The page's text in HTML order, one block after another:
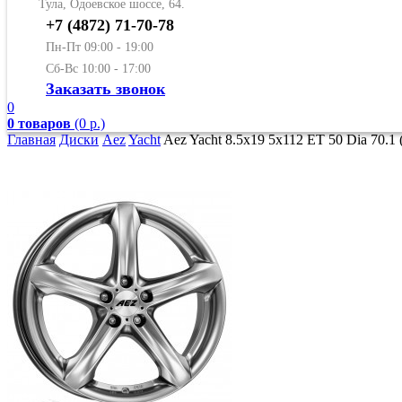
Тула, Одоевское шоссе, 64.
+7 (4872) 71-70-78
Пн-Пт 09:00 - 19:00
Сб-Вс 10:00 - 17:00
Заказать звонок
0
0 товаров (0 р.)
Главная Диски AezYachtAez Yacht 8.5x19 5x112 ET 50 Dia 70.1